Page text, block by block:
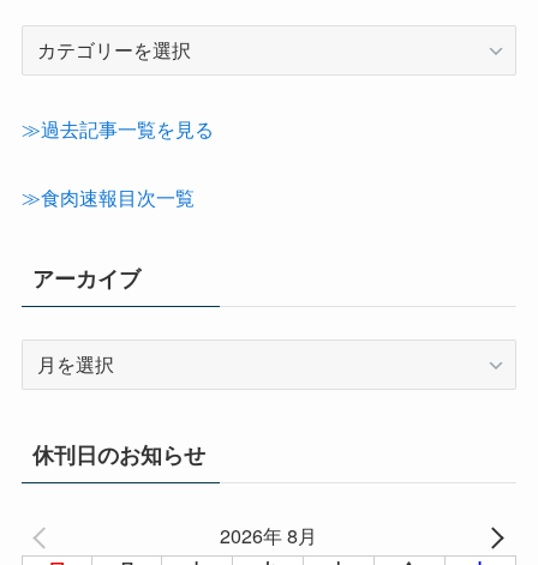
テ
≫過去記事一覧を見る
≫食肉速報目次一覧
アーカイブ
イ
ブ
休刊日のお知らせ
2026年 8月